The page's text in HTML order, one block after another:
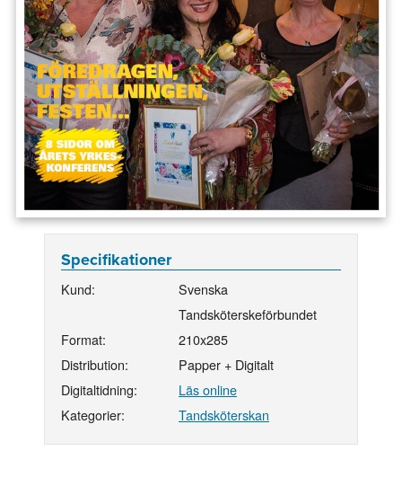
Specifikationer
Kund:
Svenska
Tandsköterskeförbundet
Format:
210x285
Distribution:
Papper + Digitalt
Digitaltidning:
Läs online
Kategorier:
Tandsköterskan